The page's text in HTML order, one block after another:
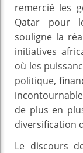
remercié les
Qatar pour
souligne la
initiatives
où les
politique,
de plus en
diversification
Le discours